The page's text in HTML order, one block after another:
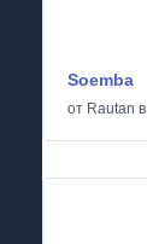
Soemba
от Rautan в